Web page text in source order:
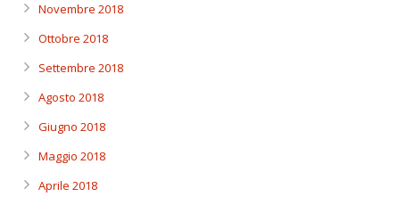
Novembre 2018
Ottobre 2018
Settembre 2018
Agosto 2018
Giugno 2018
Maggio 2018
Aprile 2018